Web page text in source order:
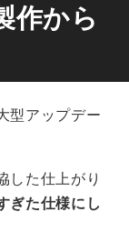
作から
型アップデー
した仕上がり
ぎた仕様にし